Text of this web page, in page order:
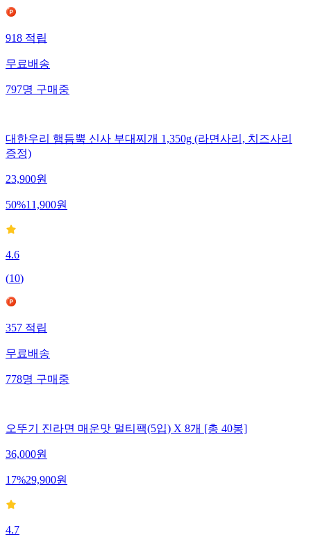
918적립
무료배송
797명구매중
대한우리 햄듬뿍 신사 부대찌개 1,350g (라면사리, 치즈사리
증정)
23,900원
50%11,900원
4.6
(10)
357적립
무료배송
778명구매중
오뚜기 진라면 매운맛 멀티팩(5입) X 8개 [총 40봉]
36,000원
17%29,900원
4.7